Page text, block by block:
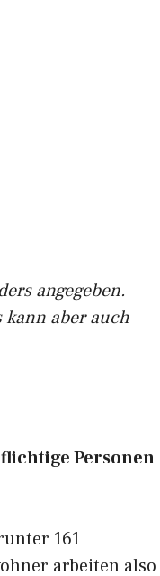
angegeben.
kann aber auch
Personen
161
arbeiten also